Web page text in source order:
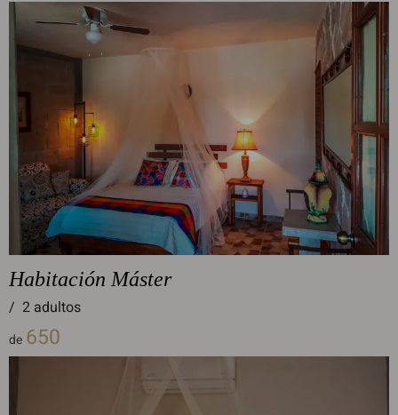
Habitación Máster
/ 2 adultos
de 650